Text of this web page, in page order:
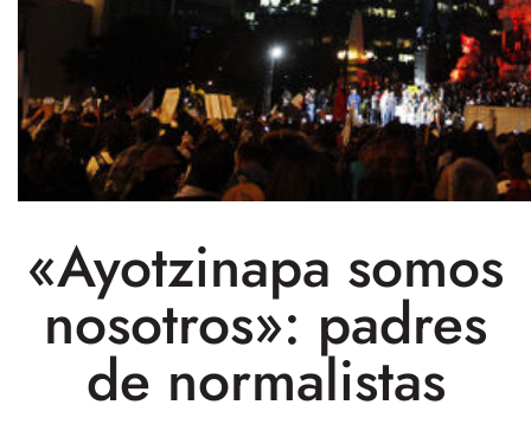
«Ayotzinapa somos
nosotros»: padres
de normalistas